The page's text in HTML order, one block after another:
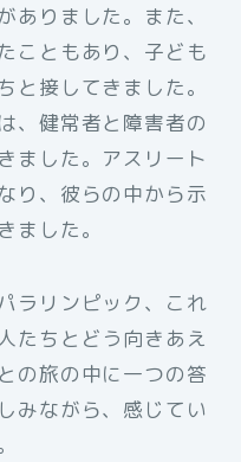
ありました。また、
こともあり、子ども
と接してきました。
、健常者と障害者の
ました。アスリート
り、彼らの中から示
ました。
ラリンピック、これ
たちとどう向きあえ
の旅の中に一つの答
みながら、感じてい